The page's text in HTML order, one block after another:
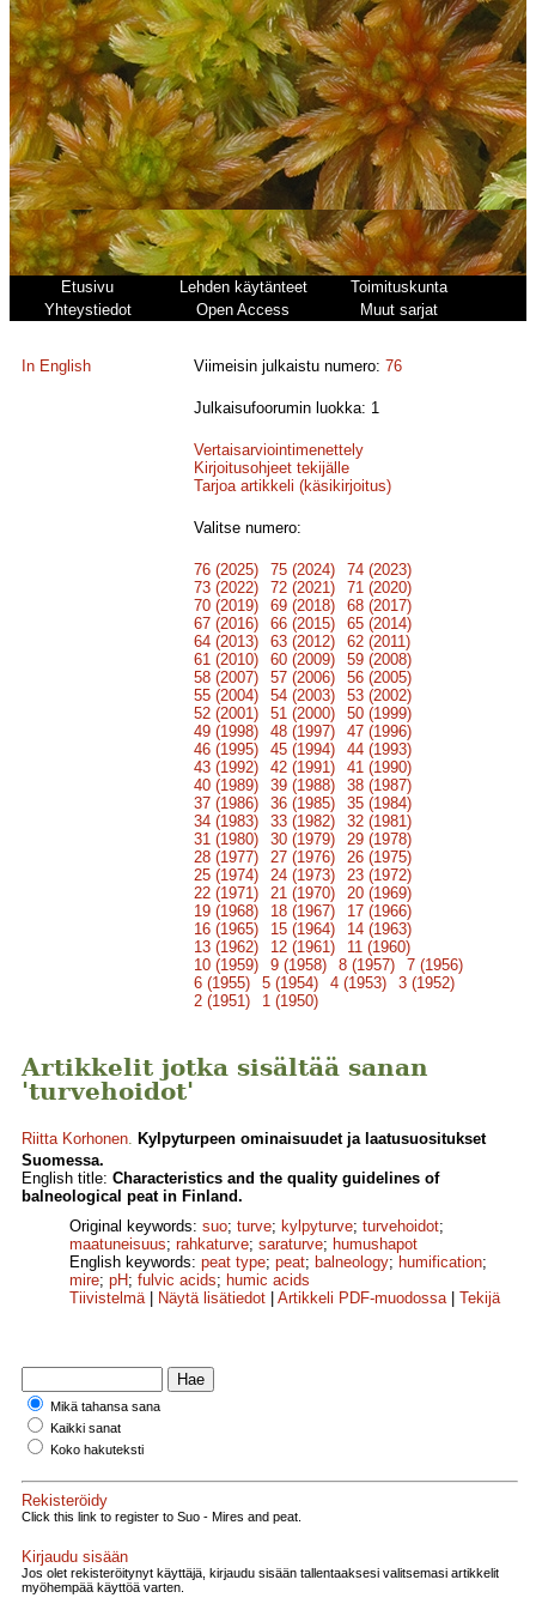
Etusivu Lehden käytänteet
Toimituskunta
Yhteystiedot
Open Access Muut sarjat
In English Viimeisin julkaistu numero:76
Julkaisufoorumin luokka: 1
Vertaisarviointimenettely
Kirjoitusohjeet tekijälle
Tarjoa artikkeli (käsikirjoitus)
Valitse numero:
76 (2025) 75 (2024)
74 (2023)
73 (2022)
72 (2021)
71 (2020)
70 (2019)
69 (2018)
68 (2017)
67 (2016)
66 (2015)
65 (2014)
64 (2013)
63 (2012)
62 (2011)
61 (2010)
60 (2009)
59 (2008)
58 (2007)
57 (2006)
56 (2005)
55 (2004)
54 (2003)
53 (2002)
52 (2001)
51 (2000)
50 (1999)
49 (1998)
48 (1997)
47 (1996)
46 (1995)
45 (1994)
44 (1993)
43 (1992)
42 (1991)
41 (1990)
40 (1989)
39 (1988)
38 (1987)
37 (1986)
36 (1985)
35 (1984)
34 (1983)
33 (1982)
32 (1981)
31 (1980)
30 (1979)
29 (1978)
28 (1977)
27 (1976)
26 (1975)
25 (1974)
24 (1973)
23 (1972)
22 (1971)
21 (1970)
20 (1969)
19 (1968)
18 (1967)
17 (1966)
16 (1965)
15 (1964)
14 (1963)
13 (1962)
12 (1961)
11 (1960)
10 (1959)
9 (1958) 8 (1957)
7 (1956)
6 (1955)
5 (1954) 4 (1953)
3 (1952)
2 (1951)
1 (1950)
Artikkelit jotka sisältää sanan
'turvehoidot'
Riitta Korhonen. Kylpyturpeen ominaisuudet ja laatusuositukset
Suomessa.
English title: Characteristics and the quality guidelines of
balneological peat in Finland.
Original keywords: suo; turve; kylpyturve; turvehoidot;
maatuneisuus; rahkaturve; saraturve; humushapot
English keywords: peat type; peat; balneology; humification;
mire; pH; fulvic acids; humic acids
Tiivistelmä| Näytä lisätiedot Artikkeli PDF-muodossa| Tekijä
Mikä tahansa sana
Kaikki sanat
Koko hakuteksti
Rekisteröidy
Click this link to register to Suo - Mires and peat.
Kirjaudu sisään
Jos olet rekisteröitynyt käyttäjä, kirjaudu sisään tallentaaksesi valitsemasi artikkelit
myöhempää käyttöä varten.